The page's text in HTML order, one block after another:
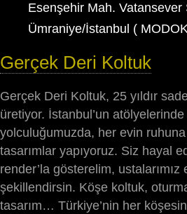
Esenşehir Mah. Vatansever
Ümraniye/İstanbul (
Gerçek Deri Koltuk
Gerçek Deri Koltuk, 25 yıldır
üretiyor. İstanbul’un
yolculuğumuzda, her evin
tasarımlar yapıyoruz. Siz hayal
render’la gösterelim, ustalarımız
şekillendirsin. Köşe koltuk,
tasarım… Türkiye’nin her